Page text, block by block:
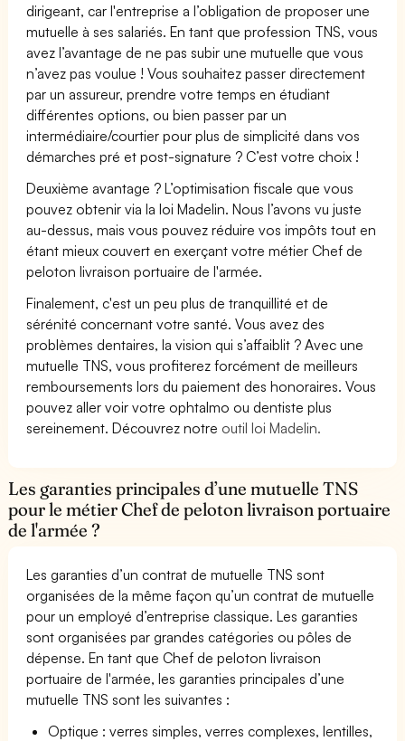
dirigeant, car l'entreprise a l’obligation de proposer une
mutuelle à ses salariés. En tant que profession TNS, vous
avez l’avantage de ne pas subir une mutuelle que vous
n’avez pas voulue ! Vous souhaitez passer directement
par un assureur, prendre votre temps en étudiant
différentes options, ou bien passer par un
intermédiaire/courtier pour plus de simplicité dans vos
démarches pré et post-signature ? C’est votre choix !
Deuxième avantage ? L’optimisation fiscale que vous
pouvez obtenir via la loi Madelin. Nous l’avons vu juste
au-dessus, mais vous pouvez réduire vos impôts tout en
étant mieux couvert en exerçant votre métier Chef de
peloton livraison portuaire de l'armée.
Finalement, c'est un peu plus de tranquillité et de
sérénité concernant votre santé. Vous avez des
problèmes dentaires, la vision qui s’affaiblit ? Avec une
mutuelle TNS, vous profiterez forcément de meilleurs
remboursements lors du paiement des honoraires. Vous
pouvez aller voir votre ophtalmo ou dentiste plus
sereinement. Découvrez notre outil loi Madelin.
Les garanties principales d’une mutuelle TNS
pour le métier Chef de peloton livraison portuaire
de l'armée ?
Les garanties d’un contrat de mutuelle TNS sont
organisées de la même façon qu’un contrat de mutuelle
pour un employé d’entreprise classique. Les garanties
sont organisées par grandes catégories ou pôles de
dépense. En tant que Chef de peloton livraison
portuaire de l'armée, les garanties principales d’une
mutuelle TNS sont les suivantes :
Optique : verres simples, verres complexes, lentilles,